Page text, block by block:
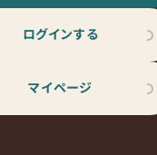
ログインする
マイページ